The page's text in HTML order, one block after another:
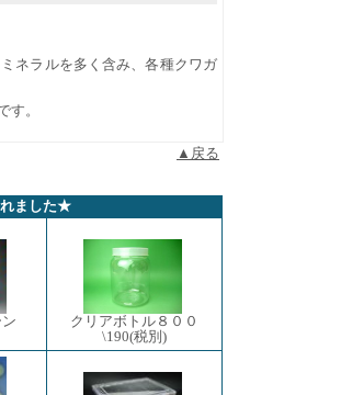
ネラルを多く含み、各種クワガ
す。
▲戻る
れました★
クリアボトル８００
\190(税別)